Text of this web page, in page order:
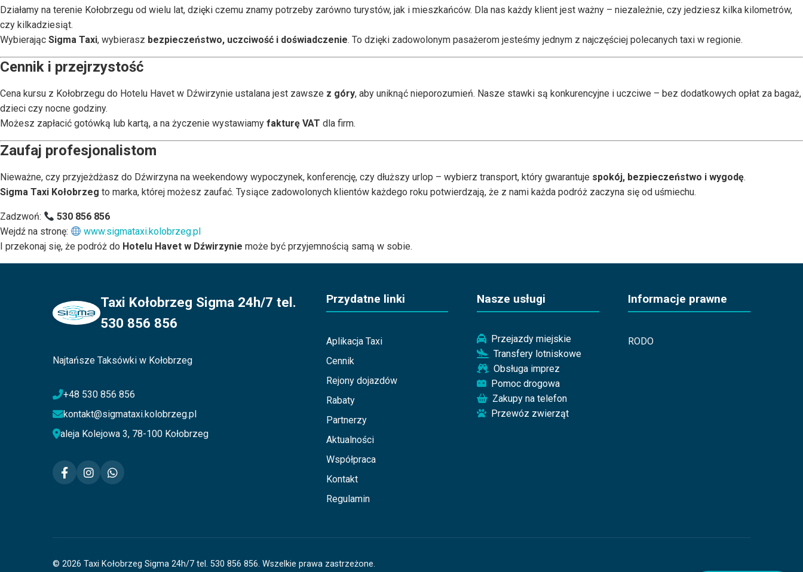
Działamy na terenie Kołobrzegu od wielu lat, dzięki czemu znamy potrzeby zarówno turystów, jak i mieszkańców. Dla nas każdy klient jest ważny – niezależnie, czy jedziesz kilka kilometrów,
czy kilkadziesiąt.
Wybierając Sigma Taxi, wybierasz bezpieczeństwo, uczciwość i doświadczenie. To dzięki zadowolonym pasażerom jesteśmy jednym z najczęściej polecanych taxi w regionie.
Cennik i przejrzystość
Cena kursu z Kołobrzegu do Hotelu Havet w Dźwirzynie ustalana jest zawsze z góry, aby uniknąć nieporozumień. Nasze stawki są konkurencyjne i uczciwe – bez dodatkowych opłat za bagaż,
dzieci czy nocne godziny.
Możesz zapłacić gotówką lub kartą, a na życzenie wystawiamy fakturę VAT dla firm.
Zaufaj profesjonalistom
Nieważne, czy przyjeżdżasz do Dźwirzyna na weekendowy wypoczynek, konferencję, czy dłuższy urlop – wybierz transport, który gwarantuje spokój, bezpieczeństwo i wygodę.
Sigma Taxi Kołobrzeg to marka, której możesz zaufać. Tysiące zadowolonych klientów każdego roku potwierdzają, że z nami każda podróż zaczyna się od uśmiechu.
Zadzwoń:
530 856 856
Wejdź na stronę:
www.sigmataxi.kolobrzeg.pl
I przekonaj się, że podróż do Hotelu Havet w Dźwirzynie może być przyjemnością samą w sobie.
Taxi Kołobrzeg Sigma 24h/7 tel.
530 856 856
Najtańsze Taksówki w Kołobrzeg
+48 530 856 856
kontakt@sigmataxi.kolobrzeg.pl
aleja Kolejowa 3, 78-100 Kołobrzeg
Przydatne linki
Aplikacja Taxi
Cennik
Rejony dojazdów
Rabaty
Partnerzy
Aktualności
Współpraca
Kontakt
Regulamin
Nasze usługi
Przejazdy miejskie
Transfery lotniskowe
Obsługa imprez
Pomoc drogowa
Zakupy na telefon
Przewóz zwierząt
Informacje prawne
RODO
© 2026 Taxi Kołobrzeg Sigma 24h/7 tel. 530 856 856. Wszelkie prawa zastrzeżone.